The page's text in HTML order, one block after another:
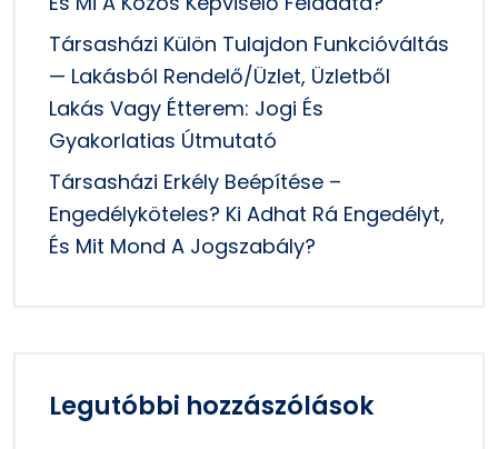
Társasházi Külön Tulajdon Funkcióváltás
— Lakásból Rendelő/üzlet, Üzletből
Lakás Vagy Étterem: Jogi És
Gyakorlatias Útmutató
Társasházi Erkély Beépítése –
Engedélyköteles? Ki Adhat Rá Engedélyt,
És Mit Mond A Jogszabály?
Legutóbbi hozzászólások